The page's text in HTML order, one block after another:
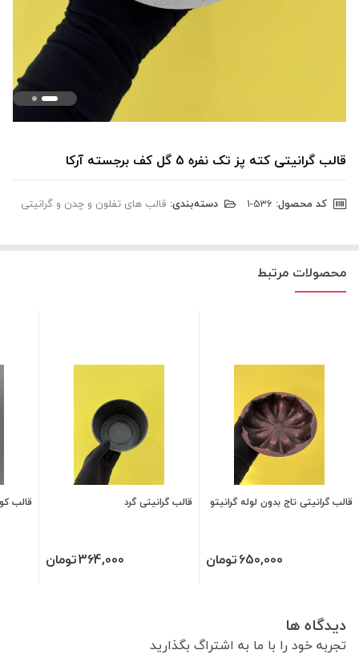
قالب گرانیتی کته پز تک نفره 5 گل کف برجسته آرکا
کد محصول: دسته‌بندی: قالب های تفلون و چدن و گرانیتی
محصولات مرتبط
قالب گرانیتی تاج بدون لوله گرانیتو
650,000تومان
قالب گرانیتی گرد
364,000تومان
قالب
دیدگاه ها
تجربه خود را با ما به اشتراگ بگذارید